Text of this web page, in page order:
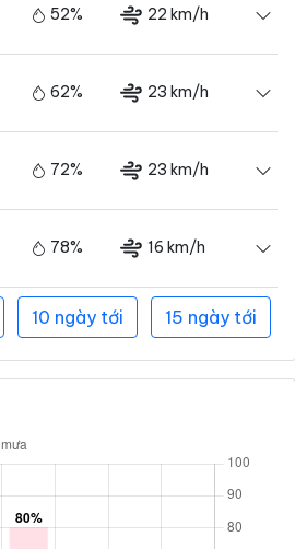
52% 22 km/h
62% 23 km/h
72% 23 km/h
78% 16 km/h
10 ngày tới 15 ngày tới